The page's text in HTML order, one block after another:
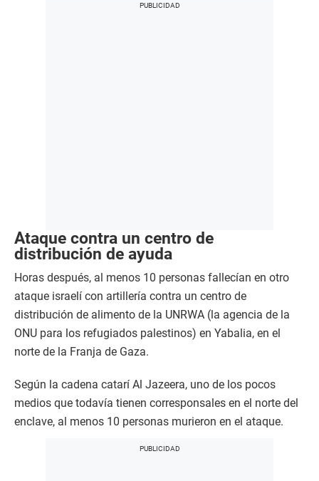
Ataque contra un centro de
distribución de ayuda
Horas después, al menos 10 personas fallecían en otro
ataque israelí con artillería contra un centro de
distribución de alimento de la UNRWA (la agencia de la
ONU para los refugiados palestinos) en Yabalia, en el
norte de la Franja de Gaza.
Según la cadena catarí Al Jazeera, uno de los pocos
medios que todavía tienen corresponsales en el norte del
enclave, al menos 10 personas murieron en el ataque.